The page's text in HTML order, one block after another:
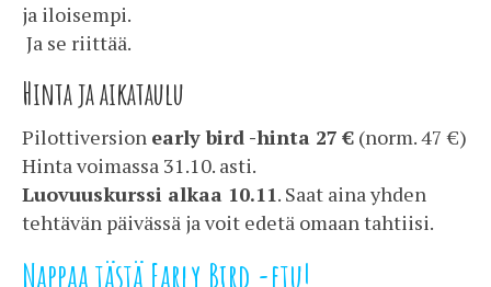
ja iloisempi.
Ja se riittää.
Hinta ja aikataulu
Pilottiversion early bird -hinta 27 € (norm. 47 €)
Hinta voimassa 31.10. asti.
Luovuuskurssi alkaa 10.11. Saat aina yhden
tehtävän päivässä ja voit edetä omaan tahtiisi.
Nappaa tästä Early Bird -etu!